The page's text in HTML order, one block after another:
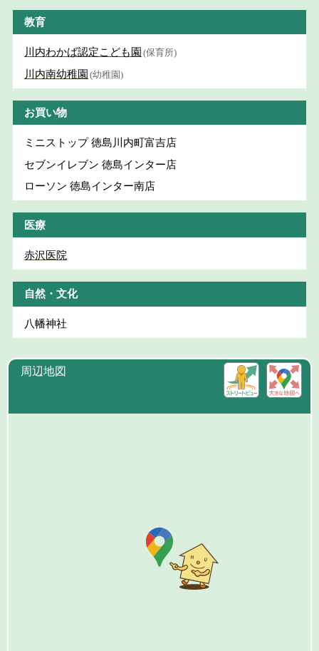
教育
川内わかば認定こども園 (保育所)
川内南幼稚園 (幼稚園)
お買い物
ミニストップ 徳島川内町富吉店
セブンイレブン 徳島インター店
ローソン 徳島インター南店
医療
赤沢医院
自然・文化
八幡神社
周辺地図